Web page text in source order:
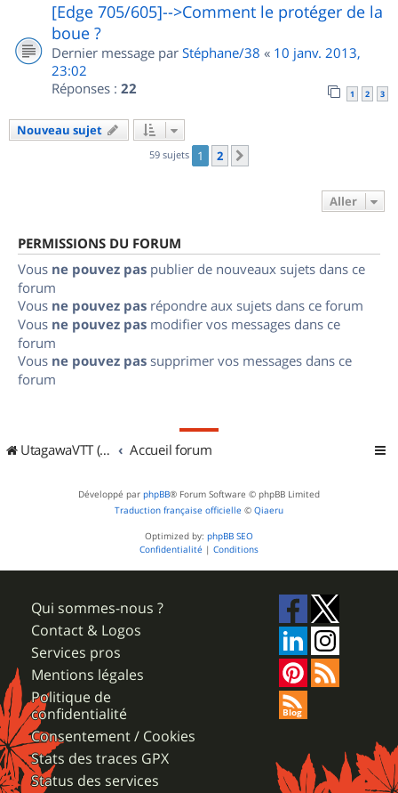
[Edge 705/605]-->Comment le protéger de la
boue ?
Dernier message par Stéphane/38 « 10 janv. 2013,
23:02
Réponses : 22 1 2 3
Nouveau sujet
59 sujets 1 2
Aller
PERMISSIONS DU FORUM
Vous ne pouvez pas publier de nouveaux sujets dans ce
forum
Vous ne pouvez pas répondre aux sujets dans ce forum
Vous ne pouvez pas modifier vos messages dans ce
forum
Vous ne pouvez pas supprimer vos messages dans ce
forum
UtagawaVTT (Randos VTT et VTTAE avec traces GPS) Accueil forum
Développé par phpBB® Forum Software © phpBB Limited
Traduction française officielle © Qiaeru
Optimized by: phpBB SEO
Confidentialité | Conditions
Qui sommes-nous ?
Contact & Logos
Services pros
Mentions légales
Politique de
confidentialité
Consentement / Cookies
Stats des traces GPX
Status des services